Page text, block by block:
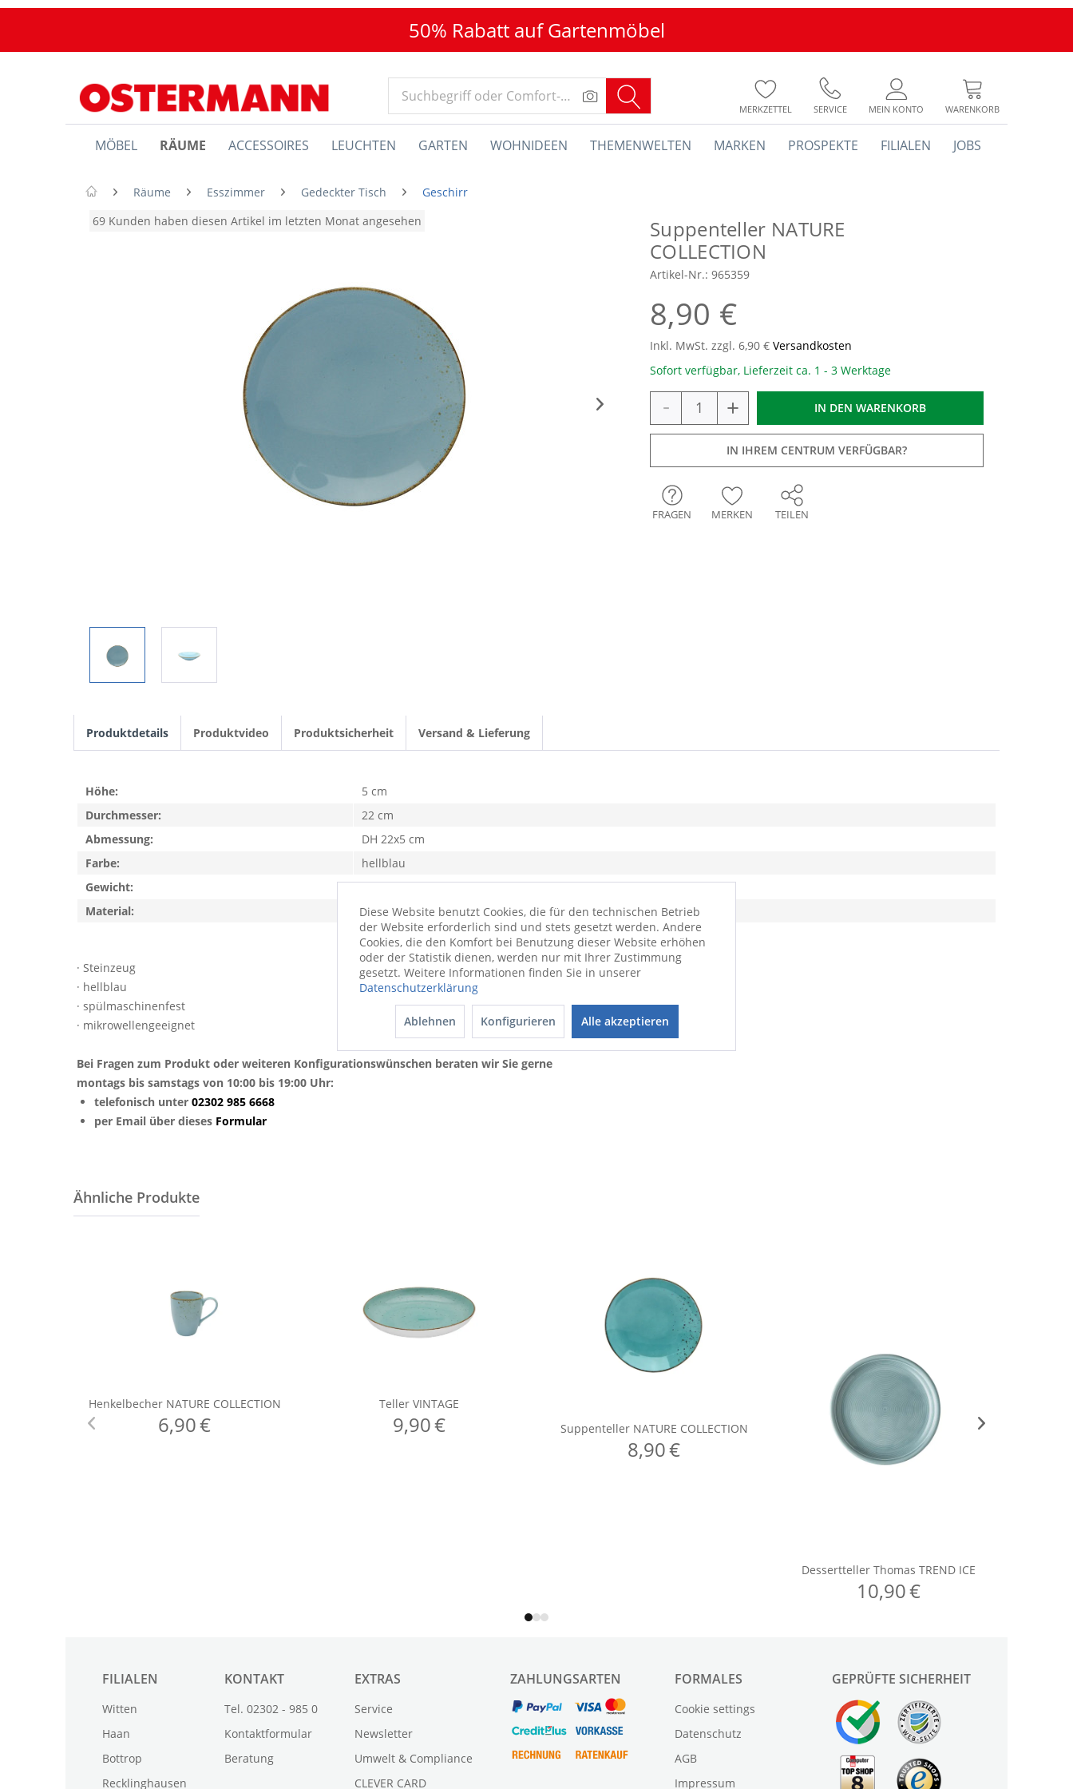
50% Rabatt auf Gartenmöbel
MERKZETTEL SERVICE MEIN KONTO WARENKORB
MÖBEL RÄUME ACCESSOIRES LEUCHTEN GARTEN WOHNIDEEN THEMENWELTEN MARKEN PROSPEKTE FILIALEN JOBS
Räume Esszimmer Gedeckter Tisch
Geschirr
69 Kunden haben diesen Artikel im letzten Monat angesehen
Suppenteller NATURE
COLLECTION
Artikel-Nr.: 965359
8,90 €
Inkl. MwSt. zzgl. 6,90 € Versandkosten
Sofort verfügbar, Lieferzeit ca. 1 - 3 Werktage
- + IN DEN WARENKORB
IN IHREM CENTRUM VERFÜGBAR?
FRAGEN MERKEN TEILEN
Produktdetails Produktvideo Produktsicherheit Versand & Lieferung
· Steinzeug
· hellblau
· spülmaschinenfest
· mikrowellengeeignet
Bei Fragen zum Produkt oder weiteren Konfigurationswünschen beraten wir Sie gerne
montags bis samstags von 10:00 bis 19:00 Uhr:
telefonisch unter 02302 985 6668
per Email über dieses Formular
Höhe:
5 cm
Durchmesser:
22 cm
Abmessung:
DH 22x5 cm
Farbe:
hellblau
Gewicht:
0,6 kg
Material:
Steinzeug
FILIALEN
Witten
Haan
Bottrop
Recklinghausen
KONTAKT
Tel. 02302 - 985 0
Kontaktformular
Beratung
EXTRAS
Service
Newsletter
Umwelt & Compliance
CLEVER CARD
ZAHLUNGSARTEN FORMALES
Cookie settings
Datenschutz
AGB
Impressum
GEPRÜFTE SICHERHEIT
Diese Website benutzt Cookies, die für den technischen Betrieb
der Website erforderlich sind und stets gesetzt werden. Andere
Cookies, die den Komfort bei Benutzung dieser Website erhöhen
oder der Statistik dienen, werden nur mit Ihrer Zustimmung
gesetzt. Weitere Informationen finden Sie in unserer
Datenschutzerklärung
Ablehnen Konfigurieren Alle akzeptieren